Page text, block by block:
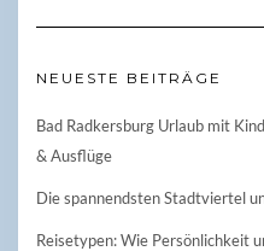
NEUESTE BEITRÄGE
Bad Radkersburg Urlaub mit
& Ausflüge
Die spannendsten Stadtviertel
Reisetypen: Wie Persönlichkeit